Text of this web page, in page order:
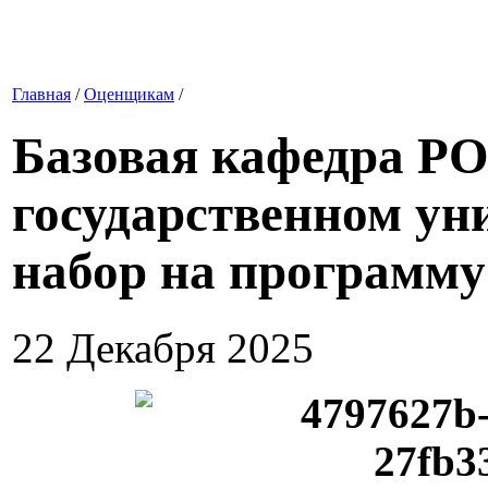
Главная /Оценщикам /
Базовая кафедра
государственном
набор на
22 Декабря 2025